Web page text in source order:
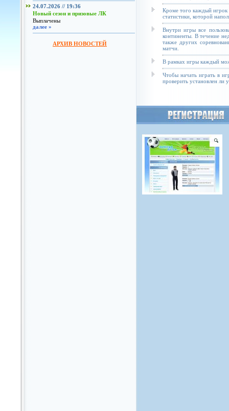
24.07.2026 // 19:36
Новый сезон и призовые ЛК
Выплачены
далее »
АРХИВ НОВОСТЕЙ
Кроме того каждый игрок
статистики, которой
Внутри игры все
континенты. В течение
также других
матчи.
В рамках игры каждый
Чтобы начать играть в
проверить установлен ли